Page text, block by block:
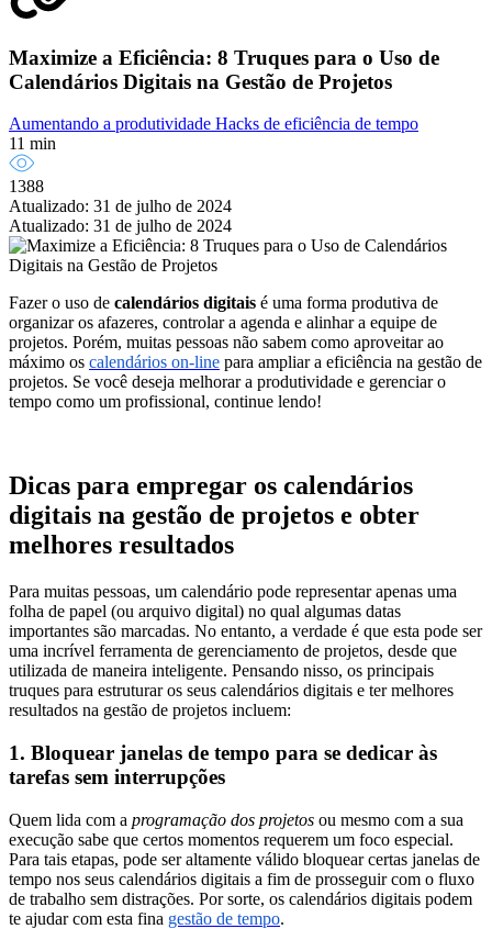
Maximize a Eficiência: 8 Truques para o Uso de
Calendários Digitais na Gestão de Projetos
Aumentando a produtividade Hacks de eficiência de tempo
11 min
1388
Atualizado: 31 de julho de 2024
Atualizado: 31 de julho de 2024
Fazer o uso de calendários digitais é uma forma produtiva de
organizar os afazeres, controlar a agenda e alinhar a equipe de
projetos. Porém, muitas pessoas não sabem como aproveitar ao
máximo os calendários on-line para ampliar a eficiência na gestão de
projetos. Se você deseja melhorar a produtividade e gerenciar o
tempo como um profissional, continue lendo!
Dicas para empregar os calendários
digitais na gestão de projetos e obter
melhores resultados
Para muitas pessoas, um calendário pode representar apenas uma
folha de papel (ou arquivo digital) no qual algumas datas
importantes são marcadas. No entanto, a verdade é que esta pode ser
uma incrível ferramenta de gerenciamento de projetos, desde que
utilizada de maneira inteligente. Pensando nisso, os principais
truques para estruturar os seus calendários digitais e ter melhores
resultados na gestão de projetos incluem:
1. Bloquear janelas de tempo para se dedicar às
tarefas sem interrupções
Quem lida com a programação dos projetos ou mesmo com a sua
execução sabe que certos momentos requerem um foco especial.
Para tais etapas, pode ser altamente válido bloquear certas janelas de
tempo nos seus calendários digitais a fim de prosseguir com o fluxo
de trabalho sem distrações. Por sorte, os calendários digitais podem
te ajudar com esta fina gestão de tempo.